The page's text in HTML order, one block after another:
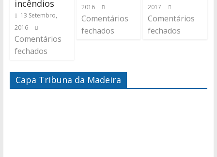
incêndios
13 Setembro,
2016
Comentários
fechados
2016
Comentários
fechados
2017
Comentários
fechados
Capa Tribuna da Madeira